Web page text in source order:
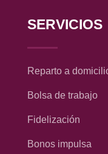
SERVICIOS
Reparto a
Bolsa de trabajo
Fidelización
Bonos impulsa